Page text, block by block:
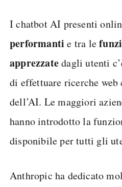
I chatbot AI presenti
performanti e tra le
apprezzatedagli utenti
di effettuare ricerche
dell’AI. Le maggiori
hanno introdotto la
disponibile per tutti gli
Anthropic ha dedicato